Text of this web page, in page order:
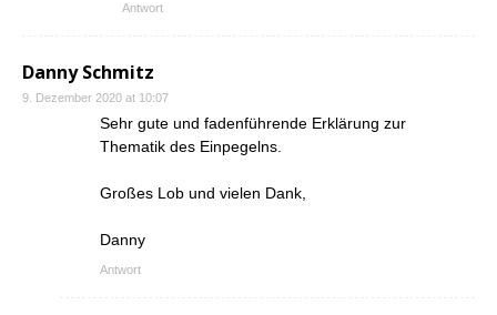
Antwort
Danny Schmitz
9. Dezember 2020 at 10:07
Sehr gute und fadenführende Erklärung zur
Thematik des Einpegelns.
Großes Lob und vielen Dank,
Danny
Antwort